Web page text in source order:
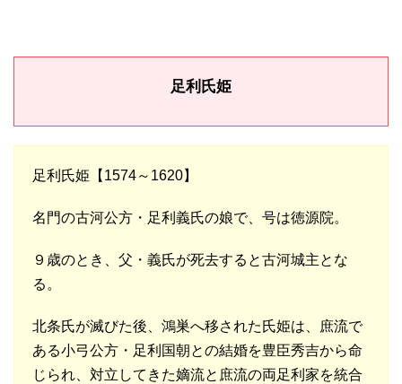
足利氏姫
足利氏姫【1574～1620】
名門の古河公方・足利義氏の娘で、号は徳源院。
９歳のとき、父・義氏が死去すると古河城主とな
る。
北条氏が滅びた後、鴻巣へ移された氏姫は、庶流で
ある小弓公方・足利国朝との結婚を豊臣秀吉から命
じられ、対立してきた嫡流と庶流の両足利家を統合